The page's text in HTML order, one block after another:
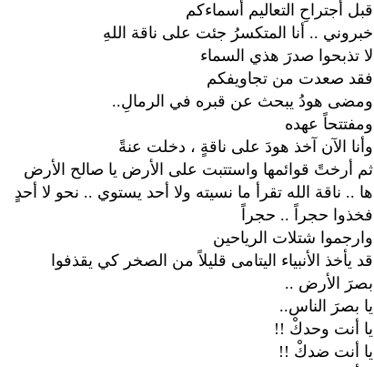
قبل أجتراحِ التعاليم أسماءكم
خبروني .. أنا المتكسرُ جئت على ناقة اللهِ
لا تذبحوا صدرَ هذي السماء
فقد صعدت من تجاويفكم
ومضى هودُ يبحث عن قبره في الرمالِ..
ومفتتحاً عهده
وأنا الآن آخذ هودَ على ناقةٍ ، دخلت عنةً
ثم أرختً قوائمها واستتبت على الأرض يا صالح الأرض
ها .. ناقة الله تقرأ ما نسيته ولا أحد يستوي .. نحو لا أحدٍ
فخذوا حجراً .. حجراً
وارجموا شتلات الرياحين
قد يأخذ الأنبياء اليتامى قليلاً من الصخر كي يقذفوا
بصرَ الأرض ..
يا بصرَ الناس..
يا أنت وحدكْ !!
يا أنت ضدكْ !!